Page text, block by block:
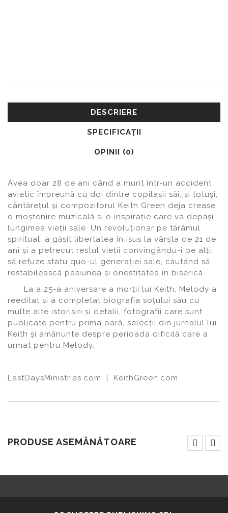
DESCRIERE
SPECIFICAŢII
OPINII (0)
Avea doar 28 de ani când a murit într-un accident
aviatic împreună cu doi dintre copilaşii săi, şi totuşi,
cântăreţul şi compozitorul Keith Green deja crease
o moştenire muzicală şi o inspiraţie care va depăşi
lungimea vieţii sale. Un revoluţionar pe tărâmul
spiritual, a găsit libertatea în Isus la vârsta de 21 de
ani şi a petrecut restul vieţii convingându-i pe alţii
să refuze statu quo-ul generaţiei sale, căutând să
restabilească pasiunea şi onestitatea în biserică.
La a 25-a aniversare a morţii lui Keith, Melody a
reeditat şi a completat biografia soţului său cu
multe alte istorisiri şi detalii, fotografii care sunt
publicate pentru prima oară, selecţii din jurnalul lui
Keith şi amănunte despre perioada dificilă care a
urmat pentru Melody.
LastDaysMinistries.com | KeithGreen.com
PRODUSE ASEMĂNĂTOARE